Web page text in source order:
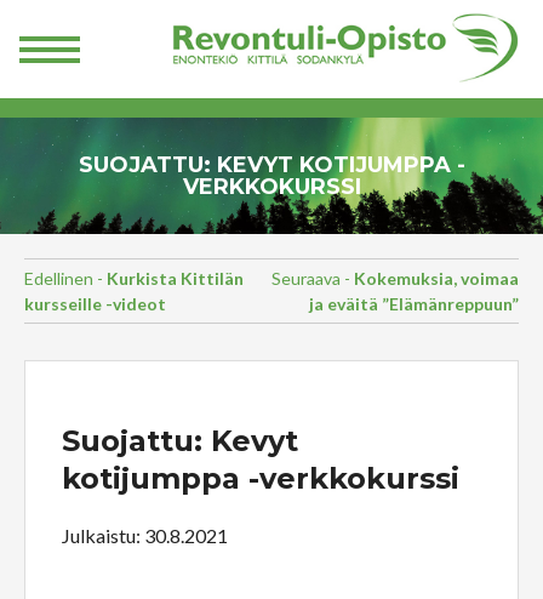
SUOJATTU: KEVYT KOTIJUMPPA -
VERKKOKURSSI
Edellinen - Kurkista Kittilän
kursseille -videot
Seuraava - Kokemuksia, voimaa
ja eväitä ”Elämänreppuun”
Suojattu: Kevyt
kotijumppa -verkkokurssi
Julkaistu: 30.8.2021